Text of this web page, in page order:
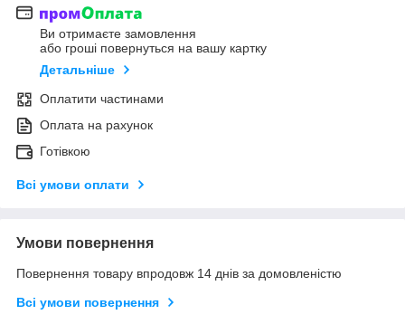
Ви отримаєте замовлення
або гроші повернуться на вашу картку
Детальніше
Оплатити частинами
Оплата на рахунок
Готівкою
Всі умови оплати
Умови повернення
Повернення товару впродовж 14 днів за домовленістю
Всі умови повернення